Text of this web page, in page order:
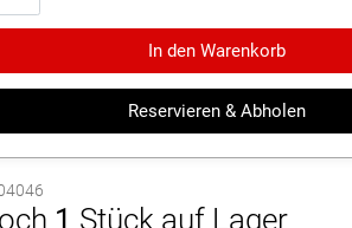
In den Warenkorb
Reservieren & Abholen
1 Stück auf Lager